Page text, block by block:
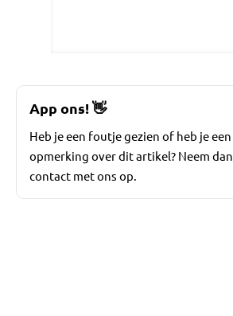
App ons!👋
Heb je een foutje gezien of heb je een
opmerking over dit artikel? Neem dan
contact met ons op.